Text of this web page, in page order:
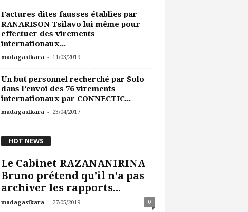
Factures dites fausses établies par
RANARISON Tsilavo lui même pour
effectuer des virements
internationaux...
madagasikara - 11/03/2019
Un but personnel recherché par Solo
dans l’envoi des 76 virements
internationaux par CONNECTIC...
madagasikara - 23/04/2017
HOT NEWS
Le Cabinet RAZANANIRINA
Bruno prétend qu’il n’a pas
archiver les rapports...
madagasikara - 27/05/2019 0